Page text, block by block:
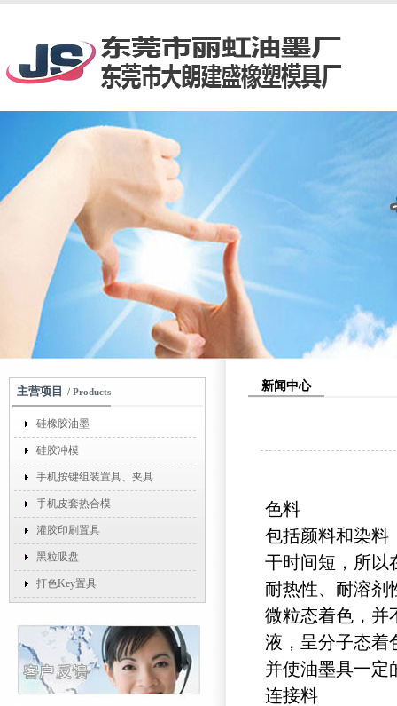
主营项目 / Products
硅橡胶油墨
硅胶冲模
手机按键组装置具、夹具
手机皮套热合模
灌胶印刷置具
黑粒吸盘
打色Key置具
新闻中心
色料
包括颜料和染料
干时间短，所以
耐热性、耐溶剂
微粒态着色，并
液，呈分子态着
并使油墨具一定
连接料